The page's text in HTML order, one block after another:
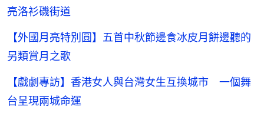
亮洛衫磯街道
【外國月亮特別圓】五首中秋節邊食冰皮月餅邊聽的
另類賞月之歌
【戲劇專訪】香港女人與台灣女生互換城市 一個舞
台呈現兩城命運